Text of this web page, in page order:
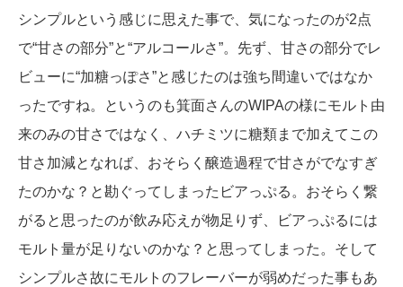
シンプルという感じに思えた事で、気になったのが2点
で“甘さの部分”と“アルコールさ”。先ず、甘さの部分でレ
ビューに“加糖っぽさ”と感じたのは強ち間違いではなか
ったですね。というのも箕面さんのWIPAの様にモルト由
来のみの甘さではなく、ハチミツに糖類まで加えてこの
甘さ加減となれば、おそらく醸造過程で甘さがでなすぎ
たのかな？と勘ぐってしまったビアっぷる。おそらく繋
がると思ったのが飲み応えが物足りず、ビアっぷるには
モルト量が足りないのかな？と思ってしまった。そして
シンプルさ故にモルトのフレーバーが弱めだった事もあ